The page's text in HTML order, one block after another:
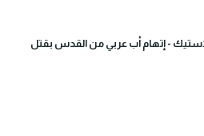
- إتهام أب عربي من القدس بقتل